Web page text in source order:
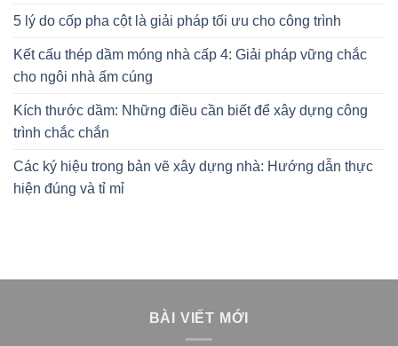
5 lý do cốp pha cột là giải pháp tối ưu cho công trình
Kết cấu thép dầm móng nhà cấp 4: Giải pháp vững chắc
cho ngôi nhà ấm cúng
Kích thước dầm: Những điều cần biết để xây dựng công
trình chắc chắn
Các ký hiệu trong bản vẽ xây dựng nhà: Hướng dẫn thực
hiện đúng và tỉ mỉ
BÀI VIẾT MỚI